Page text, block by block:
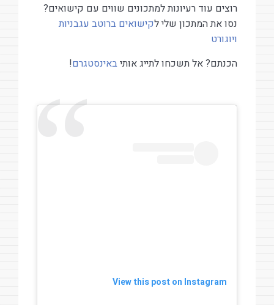
רוצים עוד רעיונות למתכונים שווים עם קישואים?
נסו את המתכון שלי לקישואים ברוטב עגבניות
ויוגורט
הכנתם? אל תשכחו לתייג אותיבאינסטגרם!
View this post on Instagram